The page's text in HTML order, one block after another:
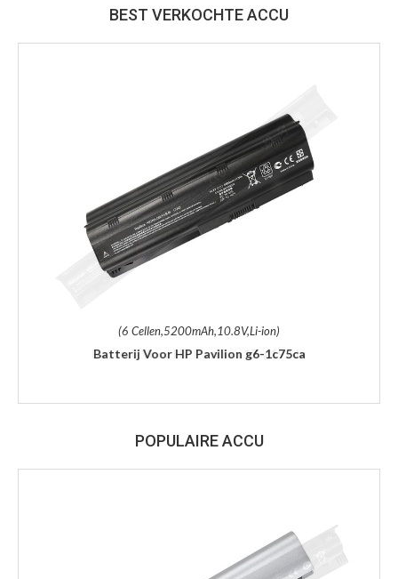
BEST VERKOCHTE ACCU
(6 Cellen,5200mAh,10.8V,Li-ion)
Batterij Voor HP Pavilion g6-1c75ca
POPULAIRE ACCU